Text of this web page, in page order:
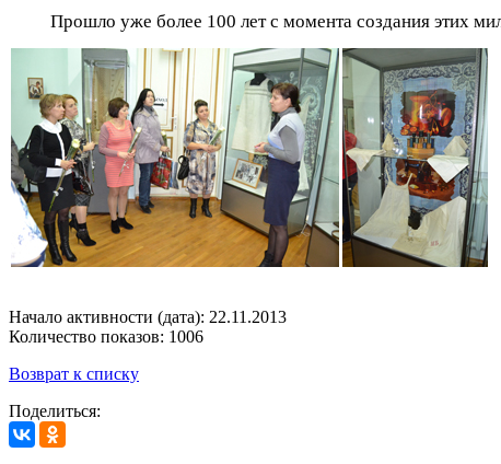
Прошло уже более 100 лет с момента создания этих
Начало активности (дата): 22.11.2013
Количество показов: 1006
Возврат к списку
Поделиться: